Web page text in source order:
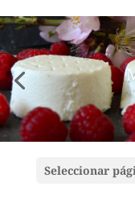
Seleccionar